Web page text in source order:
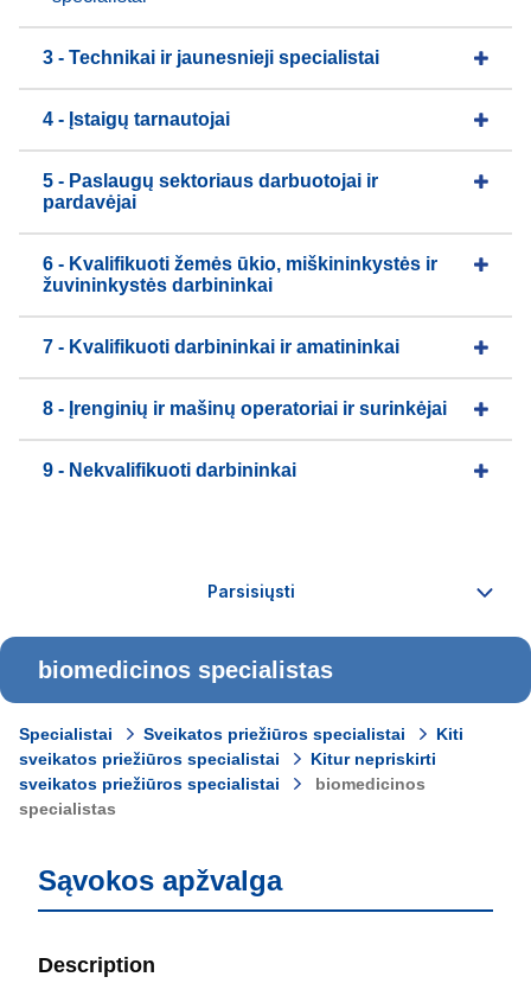
3 - Technikai ir jaunesnieji specialistai
4 - Įstaigų tarnautojai
5 - Paslaugų sektoriaus darbuotojai ir
pardavėjai
6 - Kvalifikuoti žemės ūkio, miškininkystės ir
žuvininkystės darbininkai
7 - Kvalifikuoti darbininkai ir amatininkai
8 - Įrenginių ir mašinų operatoriai ir surinkėjai
9 - Nekvalifikuoti darbininkai
biomedicinos specialistas
Specialistai Sveikatos priežiūros specialistai
Kiti
sveikatos priežiūros specialistai
Kitur nepriskirti
sveikatos priežiūros specialistai
biomedicinos
specialistas
Sąvokos apžvalga
Description